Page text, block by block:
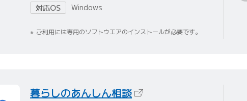
対応OS Windows
ご利用には専用のソフトウエアのインストールが必要です。
暮らしのあんしん相談（新しいタブで開きます）